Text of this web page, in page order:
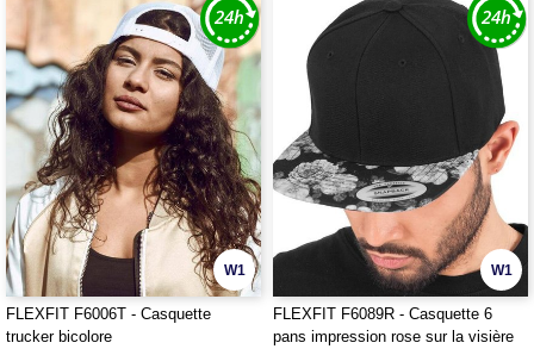
W1
FLEXFIT F6006T - Casquette
trucker bicolore
W1
FLEXFIT F6089R - Casquette 6
pans impression rose sur la visière